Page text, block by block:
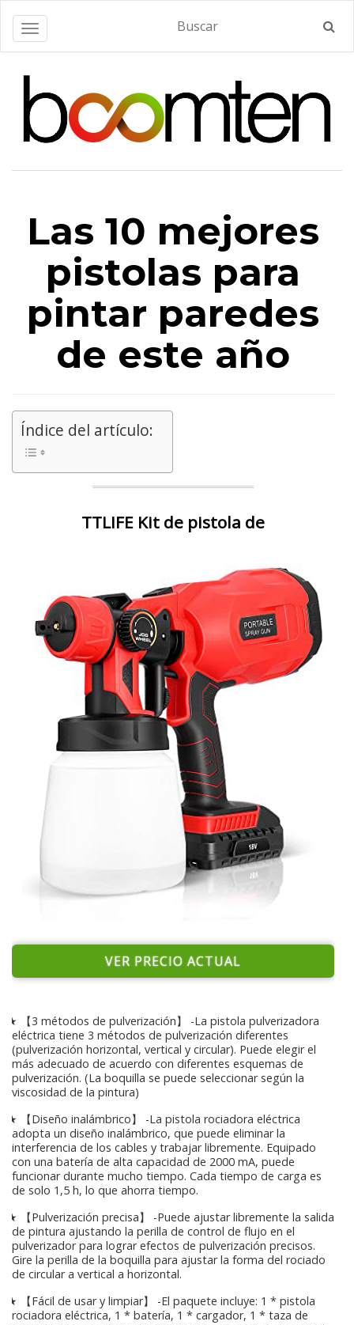
Alternar navegación
Las 10 mejores
pistolas para
pintar paredes
de este año
Índice del artículo:
TTLIFE Kit de pistola de
VER PRECIO ACTUAL
★ 【3 métodos de pulverización】 -La pistola pulverizadora
eléctrica tiene 3 métodos de pulverización diferentes
(pulverización horizontal, vertical y circular). Puede elegir el
más adecuado de acuerdo con diferentes esquemas de
pulverización. (La boquilla se puede seleccionar según la
viscosidad de la pintura)
★ 【Diseño inalámbrico】 -La pistola rociadora eléctrica
adopta un diseño inalámbrico, que puede eliminar la
interferencia de los cables y trabajar libremente. Equipado
con una batería de alta capacidad de 2000 mA, puede
funcionar durante mucho tiempo. Cada tiempo de carga es
de solo 1,5 h, lo que ahorra tiempo.
★ 【Pulverización precisa】 -Puede ajustar libremente la salida
de pintura ajustando la perilla de control de flujo en el
pulverizador para lograr efectos de pulverización precisos.
Gire la perilla de la boquilla para ajustar la forma del rociado
de circular a vertical a horizontal.
★ 【Fácil de usar y limpiar】 -El paquete incluye: 1 * pistola
rociadora eléctrica, 1 * batería, 1 * cargador, 1 * taza de